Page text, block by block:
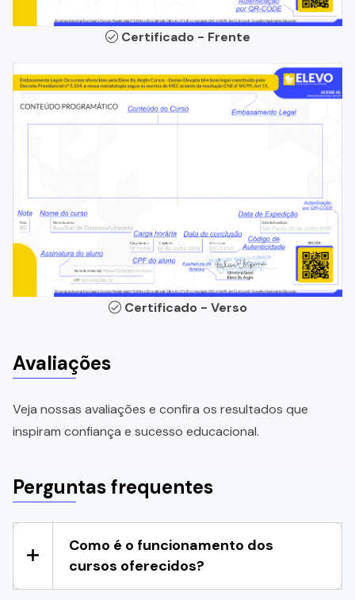
Certificado - Frente
Certificado - Verso
Avaliações
Veja nossas avaliações e confira os resultados que
inspiram confiança e sucesso educacional.
Perguntas frequentes
Como é o funcionamento dos
cursos oferecidos?